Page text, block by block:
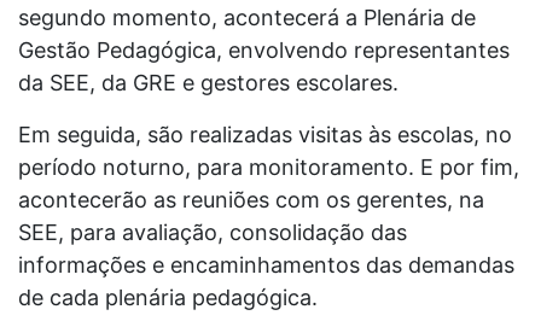
segundo momento, acontecerá a Plenária de
Gestão Pedagógica, envolvendo representantes
da SEE, da GRE e gestores escolares.
Em seguida, são realizadas visitas às escolas, no
período noturno, para monitoramento. E por fim,
acontecerão as reuniões com os gerentes, na
SEE, para avaliação, consolidação das
informações e encaminhamentos das demandas
de cada plenária pedagógica.